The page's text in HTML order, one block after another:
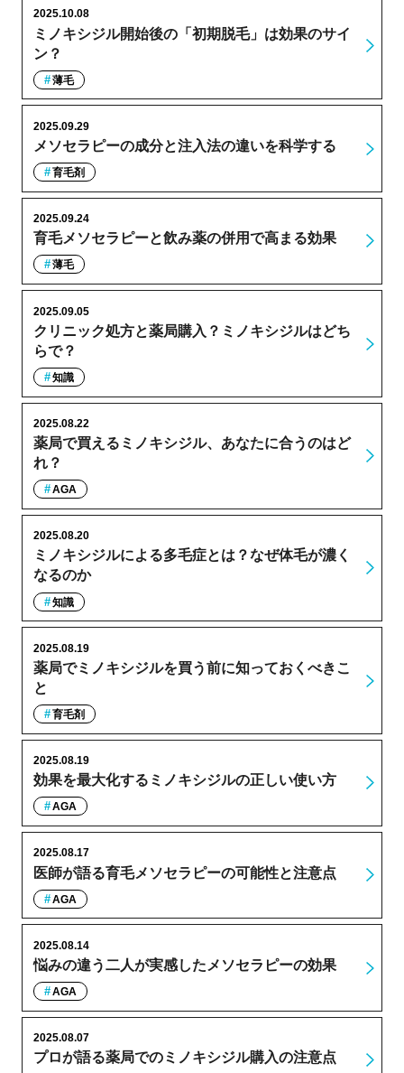
ミノキシジル開始後の「初期脱毛」は効果のサイ
ン？
2025.10.08
薄毛
メソセラピーの成分と注入法の違いを科学する
2025.09.29
育毛剤
育毛メソセラピーと飲み薬の併用で高まる効果
2025.09.24
薄毛
クリニック処方と薬局購入？ミノキシジルはどち
らで？
2025.09.05
知識
薬局で買えるミノキシジル、あなたに合うのはど
れ？
2025.08.22
AGA
ミノキシジルによる多毛症とは？なぜ体毛が濃く
なるのか
2025.08.20
知識
薬局でミノキシジルを買う前に知っておくべきこ
と
2025.08.19
育毛剤
効果を最大化するミノキシジルの正しい使い方
2025.08.19
AGA
医師が語る育毛メソセラピーの可能性と注意点
2025.08.17
AGA
悩みの違う二人が実感したメソセラピーの効果
2025.08.14
AGA
プロが語る薬局でのミノキシジル購入の注意点
2025.08.07